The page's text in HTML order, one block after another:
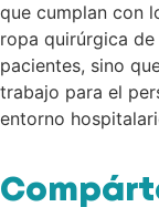
que cumplan con
ropa quirúrgica
pacientes, sino
trabajo para el
entorno